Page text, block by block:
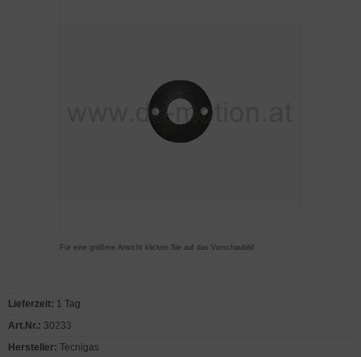
Für eine größere Ansicht klicken Sie auf das Vorschaubild
Lieferzeit: 1 Tag
Art.Nr.: 30233
Hersteller: Tecnigas